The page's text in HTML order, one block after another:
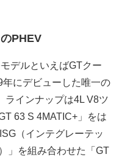
PHEV
デルといえばGTクー
にデビューした唯一の
ラインナップは4L V8ツ
63 S 4MATIC+」をは
（インテグレーテッ
」を組み合わせた「GT